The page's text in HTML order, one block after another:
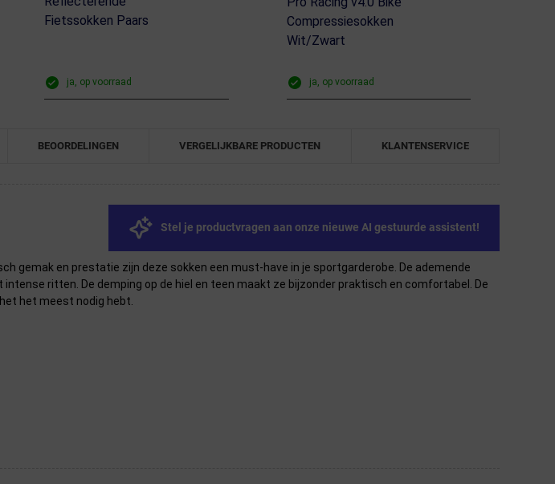
Fietssokken Paars
ja, op voorraad
Compressiesokken
Wit/Zwart
ja, op voorraad
BEOORDELINGEN VERGELIJKBARE PRODUCTEN KLANTENSERVICE
Stel je productvragen aan onze nieuwe AI gestuurde assistent!
gemak en prestatie zijn deze sokken een must-have in je sportgarderobe. De ademende
ritten. De demping op de hiel en teen maakt ze bijzonder praktisch en comfortabel. De
het meest nodig hebt.